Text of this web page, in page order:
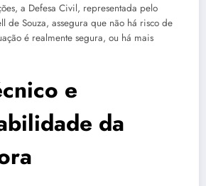
a Defesa Civil, representada pelo
de Souza, assegura que não há risco de
é realmente segura, ou há mais
e
da